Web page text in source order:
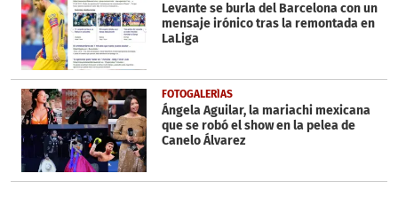
Levante se burla del Barcelona con un
mensaje irónico tras la remontada en
LaLiga
FOTOGALERÍAS
Ángela Aguilar, la mariachi mexicana
que se robó el show en la pelea de
Canelo Álvarez